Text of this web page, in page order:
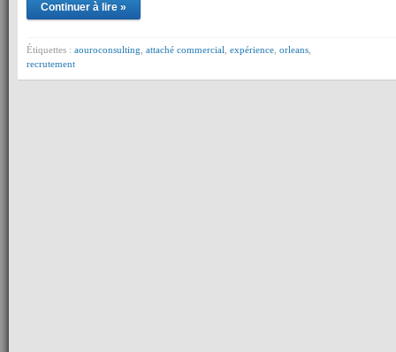
Continuer à lire »
Étiquettes : aouroconsulting attaché commercial expérience orleans
recrutement